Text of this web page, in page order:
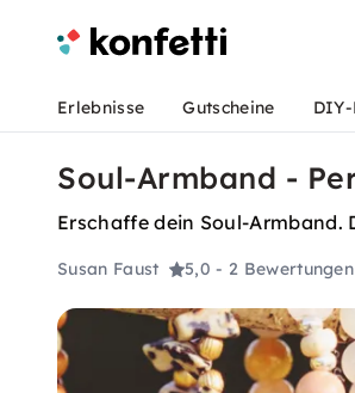
Erlebnisse Gutscheine
Soul-Armband -
Erschaffe dein Soul-Armband.
Susan Faust 5,0- 2 Bewertungen